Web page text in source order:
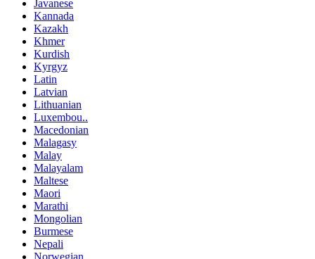
Javanese
Kannada
Kazakh
Khmer
Kurdish
Kyrgyz
Latin
Latvian
Lithuanian
Luxembou..
Macedonian
Malagasy
Malay
Malayalam
Maltese
Maori
Marathi
Mongolian
Burmese
Nepali
Norwegian